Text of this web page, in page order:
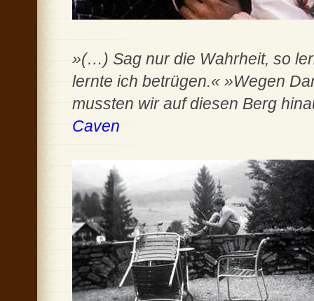
»(…) Sag nur die Wahrheit, so
lernte ich betrügen.« »Wegen
mussten wir auf diesen Berg
Caven